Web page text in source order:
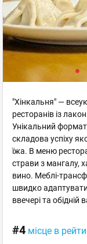
"Хінкальня" —
ресторанів із
Унікальний формат
складова успіху
їжа. В меню
страви з мангалу,
вино. Меблі-
швидко адаптувати
ввечері та обідній
#4 місце в